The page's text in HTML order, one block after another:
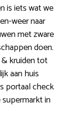
is iets wat we
weer naar
met zware
doen.
kruiden tot
aan huis
portaal check
in